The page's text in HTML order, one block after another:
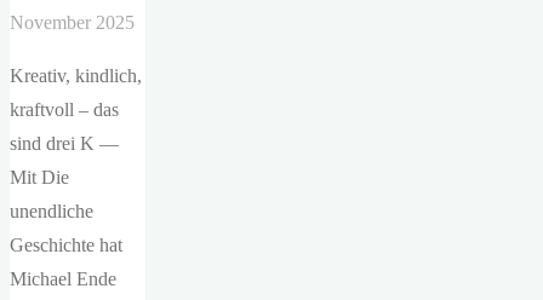
November 2025
Kreativ, kindlich,
kraftvoll – das
sind drei K —
Mit Die
unendliche
Geschichte hat
Michael Ende